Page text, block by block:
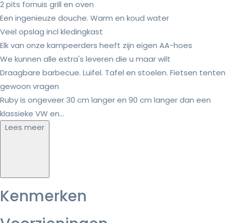
2 pits fornuis grill en oven
Een ingenieuze douche. Warm en koud water
Veel opslag incl kledingkast
Elk van onze kampeerders heeft zijn eigen AA-hoes
We kunnen alle extra's leveren die u maar wilt
Draagbare barbecue. Luifel. Tafel en stoelen. Fietsen tenten
gewoon vragen
Ruby is ongeveer 30 cm langer en 90 cm langer dan een
klassieke VW en...
Lees meer
Kenmerken